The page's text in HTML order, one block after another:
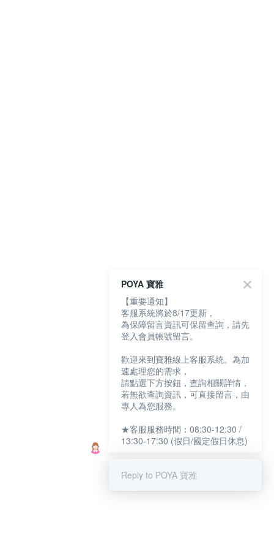
POYA 寶雅
【重要通知】
客服系統將於8/17更新，
為保障留言資訊可保留查詢，請先
登入會員帳號留言。
歡迎來到寶雅線上客服系統。為加
速處理您的需求，
請點選下方按鈕，查詢相關詳情，
若無欲查詢資訊，可直接留言，由
專人為您服務。
★客服服務時間：08:30-12:30 /
13:30-17:30 (假日/國定假日休息)
Reply to POYA 寶雅